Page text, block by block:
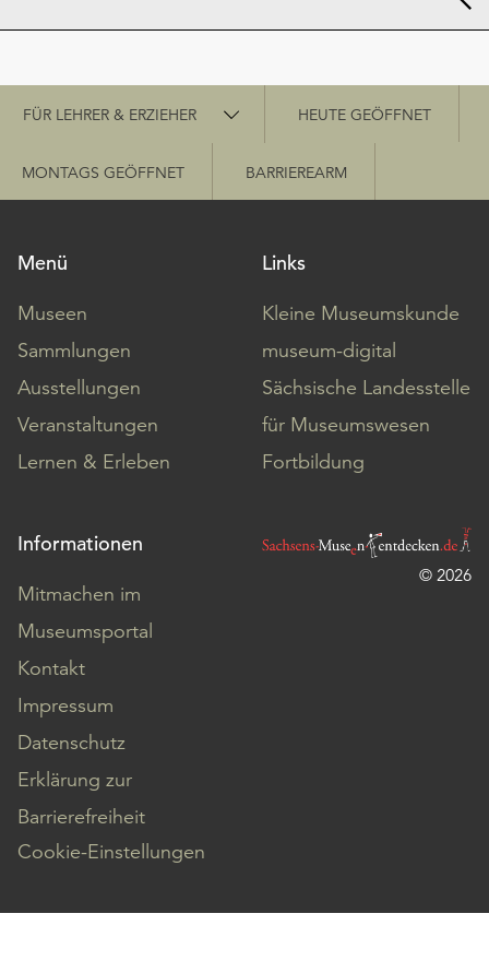
Schnellzugriff
FÜR LEHRER & ERZIEHER HEUTE GEÖFFNET
MONTAGS GEÖFFNET BARRIEREARM
Menü
Museen
Sammlungen
Ausstellungen
Veranstaltungen
Lernen & Erleben
Links
Kleine Museumskunde
museum-digital
Sächsische Landesstelle
für Museumswesen
Fortbildung
Informationen
Mitmachen im
Museumsportal
Kontakt
Impressum
Datenschutz
Erklärung zur
Barrierefreiheit
Cookie-Einstellungen
© 2026